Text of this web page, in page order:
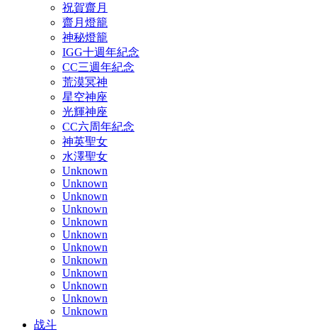
祝賀齋月
齋月燈籠
神秘燈籠
IGG十週年紀念
CC三週年紀念
荒漠冥神
星空神座
光輝神座
CC六周年紀念
神英聖女
水澤聖女
Unknown
Unknown
Unknown
Unknown
Unknown
Unknown
Unknown
Unknown
Unknown
Unknown
Unknown
Unknown
战斗